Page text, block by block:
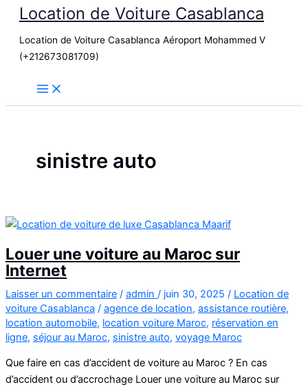
contenu
Location de Voiture Casablanca
Location de Voiture Casablanca Aéroport Mohammed V
(+212673081709)
sinistre auto
Louer une voiture au Maroc sur
Internet
Laisser un commentaire / admin / juin 30, 2025 / Location de
voiture Casablanca / agence de location, assistance routière,
location automobile, location voiture Maroc, réservation en
ligne, séjour au Maroc, sinistre auto, voyage Maroc
Que faire en cas d’accident de voiture au Maroc ? En cas
d’accident ou d’accrochage Louer une voiture au Maroc sur